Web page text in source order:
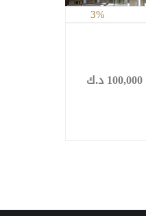
3%
100,000 د.ك